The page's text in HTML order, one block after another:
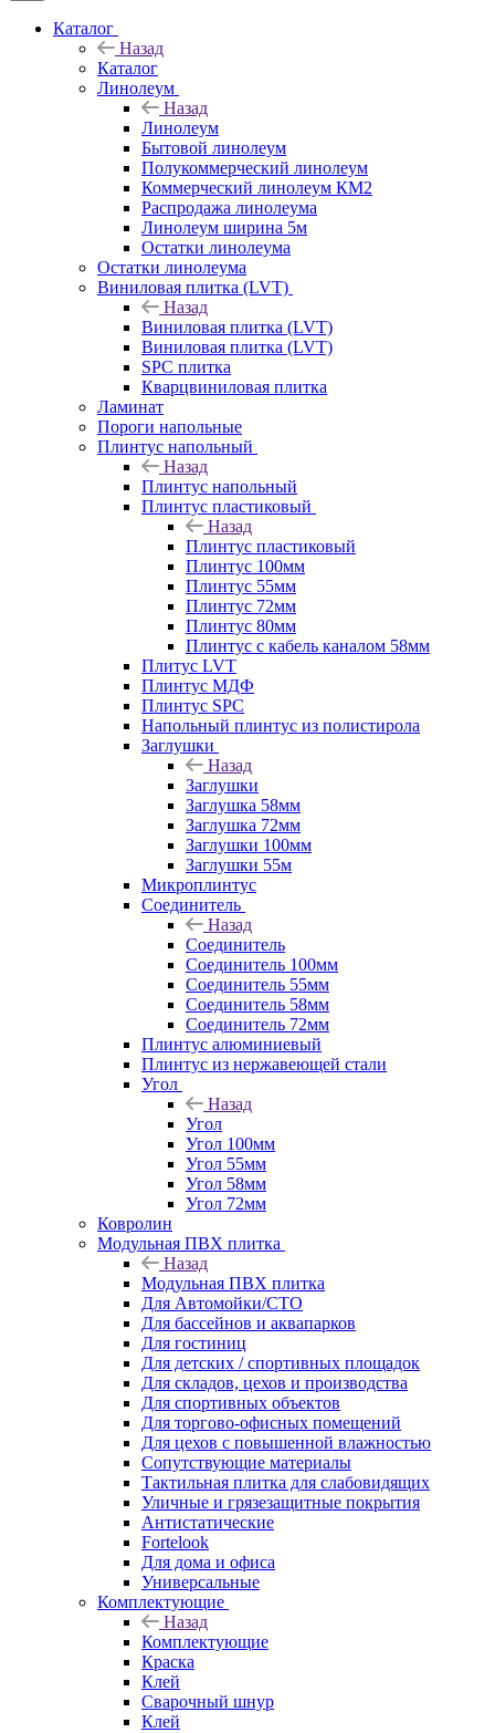
Каталог
Назад
Каталог
Линолеум
Назад
Линолеум
Бытовой линолеум
Полукоммерческий линолеум
Коммерческий линолеум КМ2
Распродажа линолеума
Линолеум ширина 5м
Остатки линолеума
Остатки линолеума
Виниловая плитка (LVT)
Назад
Виниловая плитка (LVT)
Виниловая плитка (LVT)
SPC плитка
Кварцвиниловая плитка
Ламинат
Пороги напольные
Плинтус напольный
Назад
Плинтус напольный
Плинтус пластиковый
Назад
Плинтус пластиковый
Плинтус 100мм
Плинтус 55мм
Плинтус 72мм
Плинтус 80мм
Плинтус с кабель каналом 58мм
Плитус LVT
Плинтус МДФ
Плинтус SPC
Напольный плинтус из полистирола
Заглушки
Назад
Заглушки
Заглушка 58мм
Заглушка 72мм
Заглушки 100мм
Заглушки 55м
Микроплинтус
Соединитель
Назад
Соединитель
Соединитель 100мм
Соединитель 55мм
Соединитель 58мм
Соединитель 72мм
Плинтус алюминиевый
Плинтус из нержавеющей стали
Угол
Назад
Угол
Угол 100мм
Угол 55мм
Угол 58мм
Угол 72мм
Ковролин
Модульная ПВХ плитка
Назад
Модульная ПВХ плитка
Для Автомойки/СТО
Для бассейнов и аквапарков
Для гостиниц
Для детских / спортивных площадок
Для складов, цехов и производства
Для спортивных объектов
Для торгово-офисных помещений
Для цехов с повышенной влажностью
Сопутствующие материалы
Тактильная плитка для слабовидящих
Уличные и грязезащитные покрытия
Антистатические
Fortelook
Для дома и офиса
Универсальные
Комплектующие
Назад
Комплектующие
Краска
Клей
Сварочный шнур
Клей